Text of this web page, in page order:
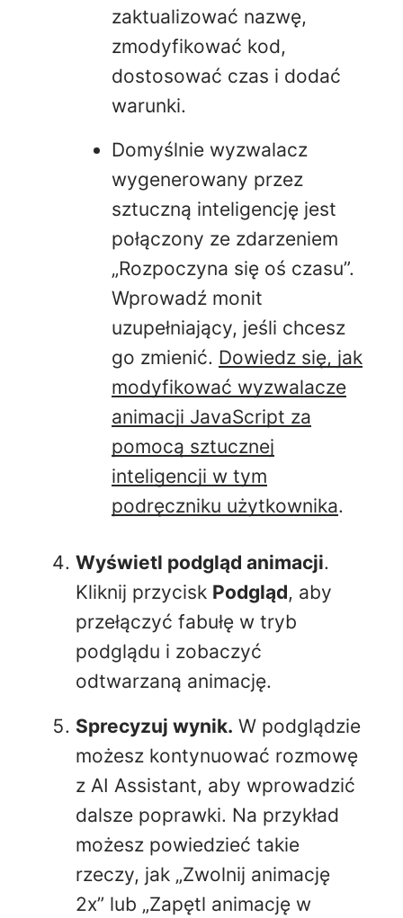
zaktualizować nazwę,
zmodyfikować kod,
dostosować czas i dodać
warunki.
Domyślnie wyzwalacz
wygenerowany przez
sztuczną inteligencję jest
połączony ze zdarzeniem
„Rozpoczyna się oś czasu”.
Wprowadź monit
uzupełniający, jeśli chcesz
go zmienić. Dowiedz się, jak
modyfikować wyzwalacze
animacji JavaScript za
pomocą sztucznej
inteligencji w tym
podręczniku użytkownika.
Wyświetl podgląd animacji.
Kliknij przycisk Podgląd, aby
przełączyć fabułę w tryb
podglądu i zobaczyć
odtwarzaną animację.
Sprecyzuj wynik. W podglądzie
możesz kontynuować rozmowę
z AI Assistant, aby wprowadzić
dalsze poprawki. Na przykład
możesz powiedzieć takie
rzeczy, jak „Zwolnij animację
2x” lub „Zapętl animację w